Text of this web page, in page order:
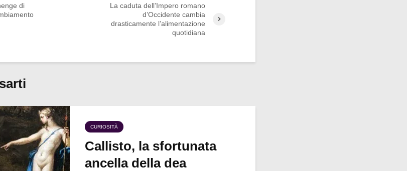
di
La caduta dell’Impero romano
d’Occidente cambia
drasticamente l’alimentazione
quotidiana
CURIOSITÀ
Callisto, la sfortunata
ancella della dea